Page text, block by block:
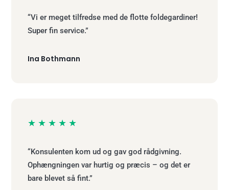
“Vi er meget tilfredse med de flotte foldegardiner!
Super fin service.”
Ina Bothmann
★★★★★
“Konsulenten kom ud og gav god rådgivning.
Ophængningen var hurtig og præcis – og det er
bare blevet så fint.”